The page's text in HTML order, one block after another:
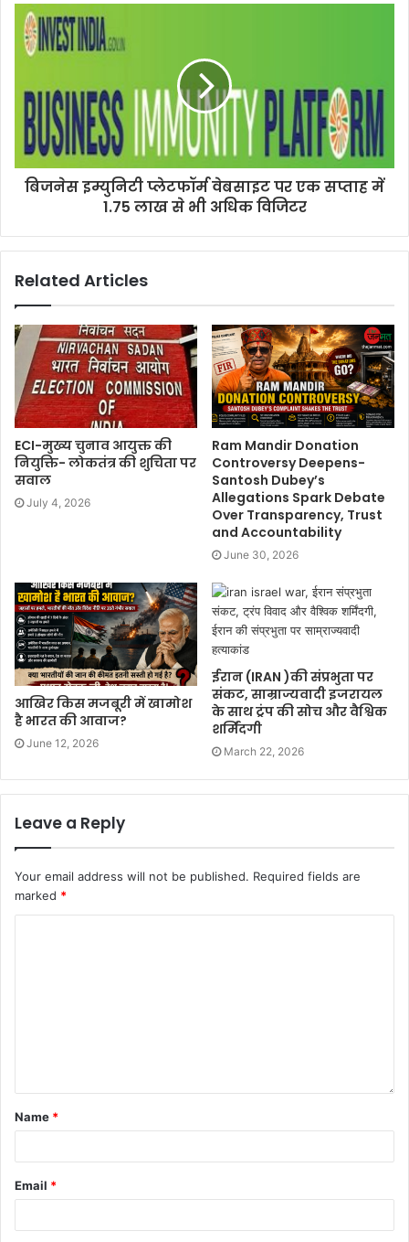
बिजनेस इम्युनिटी प्लेटफॉर्म वेबसाइट पर एक सप्ताह में
1.75 लाख से भी अधिक विजिटर
Related Articles
ECI-मुख्य चुनाव आयुक्त की
नियुक्ति- लोकतंत्र की शुचिता पर
सवाल
July 4, 2026
Ram Mandir Donation
Controversy Deepens-
Santosh Dubey’s
Allegations Spark Debate
Over Transparency, Trust
and Accountability
June 30, 2026
आखिर किस मजबूरी में खामोश
है भारत की आवाज?
June 12, 2026
ईरान (IRAN )की संप्रभुता पर
संकट, साम्राज्यवादी इजरायल
के साथ ट्रंप की सोच और वैश्विक
शर्मिंदगी
March 22, 2026
Leave a Reply
Your email address will not be published. Required fields are
marked *
Name *
Email *